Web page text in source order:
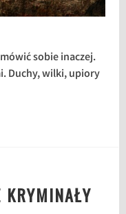
sobie inaczej.
Duchy, wilki, upiory
KRYMINAŁY